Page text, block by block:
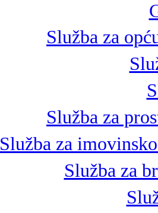
Služba za
Služba za
Služba za
Služba za